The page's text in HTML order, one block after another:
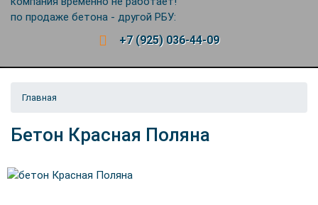
по продаже бетона - другой РБУ:
+7 (925) 036-44-09
Главная
Бетон Красная Поляна